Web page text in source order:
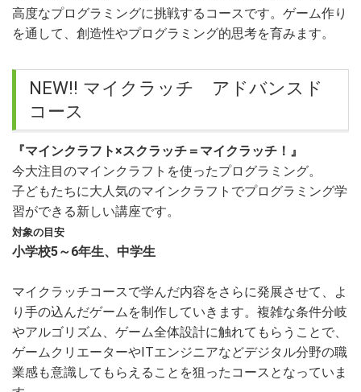
高度なプログラミングに挑戦するコースです。ゲーム作り
を通して、創造性やプログラミング的思考を育みます。
NEW!! マイクラッチ アドバンスド
コース
『マインクラフト×スクラッチ＝マイクラッチ！』
今大注目のマインクラフトを使ったプログラミング。
子どもたちに大人気のマインクラフトでプログラミング学
習ができる新しい講座です。
対象の目安
小学校5～6年生、中学生
マイクラッチコースで学んだ内容をさらに発展させて、よ
り手の込んだゲームを制作していきます。複雑な条件分岐
やアルゴリズム、ゲーム全体設計に触れてもらうことで、
ゲームクリエーターやITエンジニアなどデジタル分野の職
業感も意識してもらえることを狙ったコースとなっていま